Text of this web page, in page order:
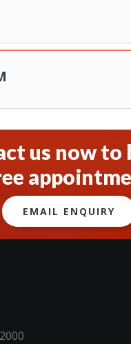
us now to
EMAIL ENQUIRY